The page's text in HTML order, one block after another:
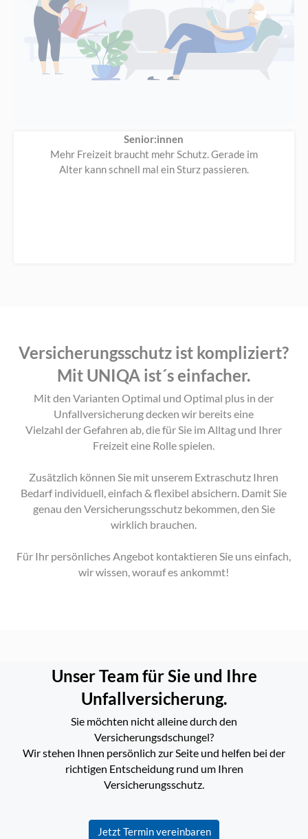
Senior:innen
Mehr Freizeit braucht mehr Schutz. Gerade im
Alter kann schnell mal ein Sturz passieren.
Versicherungsschutz ist kompliziert?
Mit UNIQA ist´s einfacher.
Mit den Varianten Optimal und Optimal plus in der
Unfallversicherung decken wir bereits eine
Vielzahl der Gefahren ab, die für Sie im Alltag und Ihrer
Freizeit eine Rolle spielen.
Zusätzlich können Sie mit unserem Extraschutz Ihren
Bedarf individuell, einfach & flexibel absichern. Damit Sie
genau den Versicherungsschutz bekommen, den Sie
wirklich brauchen.
Für Ihr persönliches Angebot kontaktieren Sie uns einfach,
wir wissen, worauf es ankommt!
Unser Team für Sie und Ihre
Unfallversicherung.
Sie möchten nicht alleine durch den
Versicherungsdschungel?
Wir stehen Ihnen persönlich zur Seite und helfen bei der
richtigen Entscheidung rund um Ihren
Versicherungsschutz.
Jetzt Termin vereinbaren